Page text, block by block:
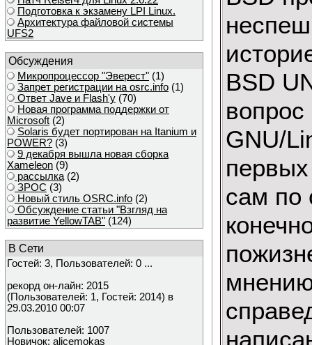
Подготовка к экзамену LPI Linux.
Архитектура файловой системы
UFS2
Обсуждения
Микропроцессор "Эверест" (1)
Запрет регистрации на osrc.info (1)
Ответ Javе и Flash'у (70)
Новая программа поддержки от
Microsoft (2)
Solaris будет портирован на Itanium и
POWER? (3)
9 декабря вышла новая сборка
Xameleon (9)
рассылка (2)
ЗРОС (3)
Новый стиль OSRC.info (2)
Обсуждение статьи "Взгляд на
развитие YellowTAB" (124)
В Сети
Гостей: 3, Пользователей: 0 ...
рекорд он-лайн: 2015
(Пользователей: 1, Гостей: 2014) в
29.03.2010 00:07
Пользователей: 1007
Новичок: alicemokas
BSD
вопрос
GNU/
сам по